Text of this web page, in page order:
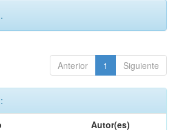
Anterior 1 Siguiente
Autor(es)